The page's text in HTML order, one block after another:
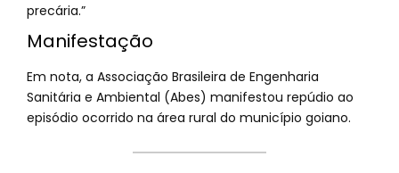
precária.”
Manifestação
Em nota, a Associação Brasileira de Engenharia
Sanitária e Ambiental (Abes) manifestou repúdio ao
episódio ocorrido na área rural do município goiano.